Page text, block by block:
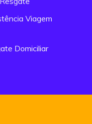
Viagem
Domiciliar